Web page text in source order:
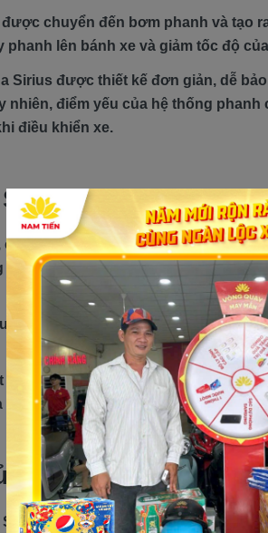
chuyển đến bơm phanh và tạo
lên bánh xe và giảm tốc độ
Sirius được thiết kế đơn giản, dễ
nhiên, điểm yếu của hệ thống
điều khiển xe.
phanh đùm
công suất 8,2 mã lực tại 7.500
phanh cơ truyền thống của Sirius
trang bị nhiều tính năng tiện ích
khả năng vận hành và tính năng
tìm kiếm một mẫu xe đáng tin
xe Yamaha Sirius
SOHC, làm mát bằng không khí